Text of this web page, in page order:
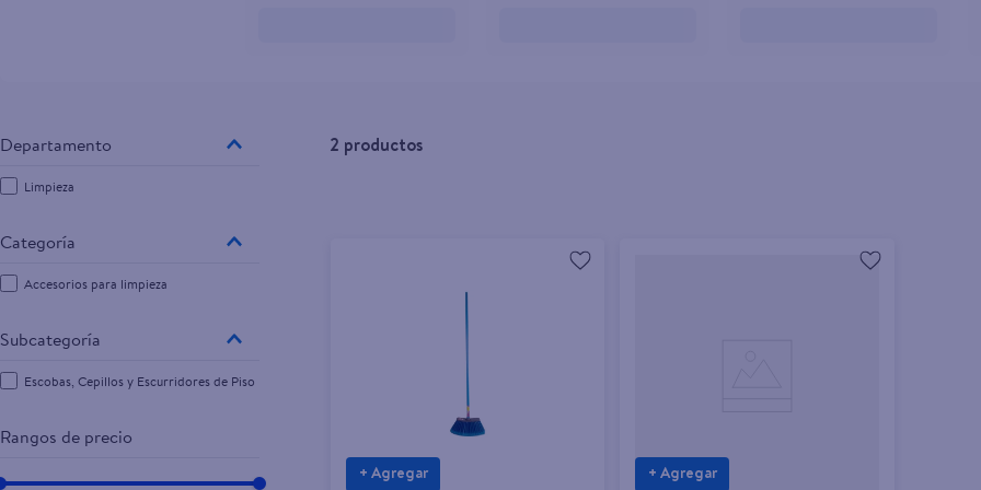
Limpieza
Accesorios para limpieza
Escobas, Cepillos y Escurridores de Piso
Rangos de precio
2 productos
+ Agregar + Agregar